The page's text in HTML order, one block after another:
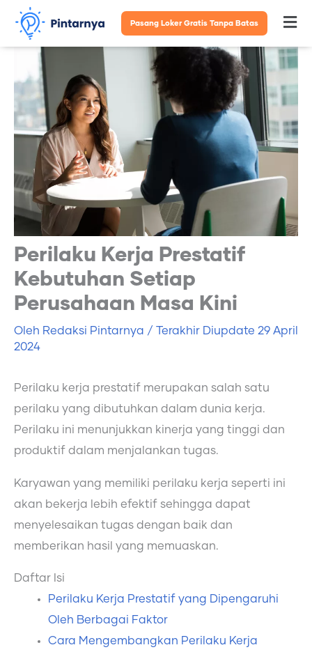
Lewati
konten
Pasang Loker Gratis Tanpa Batas
Perilaku Kerja Prestatif
Kebutuhan Setiap
Perusahaan Masa Kini
Oleh Redaksi Pintarnya / Terakhir Diupdate 29 April
2024
Perilaku kerja prestatif merupakan salah satu
perilaku yang dibutuhkan dalam dunia kerja.
Perilaku ini menunjukkan kinerja yang tinggi dan
produktif dalam menjalankan tugas.
Karyawan yang memiliki perilaku kerja seperti ini
akan bekerja lebih efektif sehingga dapat
menyelesaikan tugas dengan baik dan
memberikan hasil yang memuaskan.
Daftar Isi
Perilaku Kerja Prestatif yang Dipengaruhi
Oleh Berbagai Faktor
Cara Mengembangkan Perilaku Kerja